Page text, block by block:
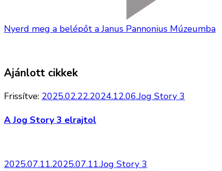
Nyerd meg a belépőt a Janus Pannonius Múzeumba
Ajánlott cikkek
Frissítve: 2025.02.22.2024.12.06.Jog Story 3
A Jog Story 3 elrajtol
2025.07.11.2025.07.11.Jog Story 3